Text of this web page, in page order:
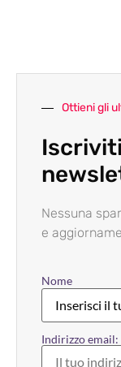
Ottieni gli
Nessuna
e
Nome
Indirizzo email: